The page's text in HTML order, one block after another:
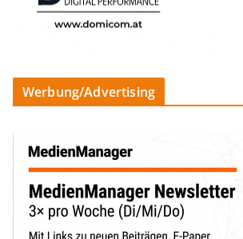
Werbung/Advertising